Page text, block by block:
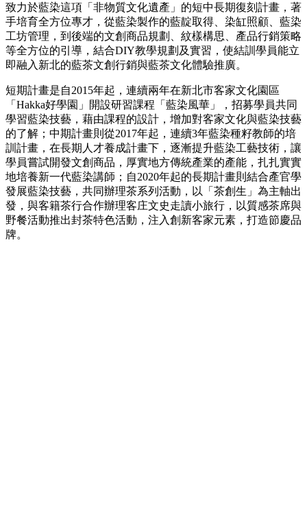
致力於藍染這項「非物質文化遺產」的短中長期復刻計畫，著
手培育全方位專才，從藍染製作的藍靛取得、染缸照顧、藍染
工坊管理，到後端的文創商品規劃、紋樣構思、產品行銷策略
等全方位的引導，結合DIY教學規劃及實習，使結訓學員能立
即融入新北的藍茶文創行銷與藍茶文化體驗推廣。
短期計畫是自2015年起，連續兩年在新北市客家文化園區
「Hakka好學園」開設研習課程「藍染風華」，招募學員共同
學習藍染技藝，藉由課程的設計，增加對客家文化與藍染技藝
的了解；中期計畫則從2017年起，連續3年藍染種籽教師的培
訓計畫，在長期人才養成計畫下，逐漸提升藍染工藝技術，讓
學員嘗試開發文創商品，厚實地方傳統產業的產能，扎扎實實
地培養新一代藍染講師；自2020年起的長期計畫則結合產官學
發展藍染技藝，共同辦理茶系列活動，以「茶創生」為主軸出
發，與客籍茶行合作辦理客庄文史走讀小旅行，以質感茶席與
野餐活動推出封茶特色活動，注入創新客家元素，打造節慶品
牌。